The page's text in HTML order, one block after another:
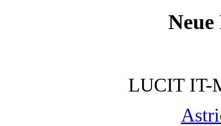
Neue
LUCIT IT-